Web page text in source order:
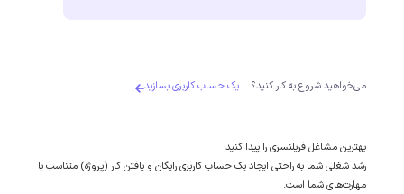
می‌خواهید شروع به کار کنید؟ یک حساب کاربری بسازید
بهترین مشاغل فریلنسری را پیدا کنید
رشد شغلی شما به راحتی ایجاد یک حساب کاربری رایگان و یافتن کار (پروژه) متناسب با
مهارت‌های شما است.